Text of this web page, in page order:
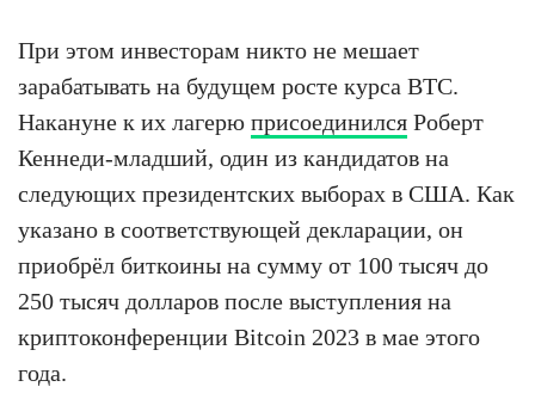
При этом инвесторам никто не мешает
зарабатывать на будущем росте курса BTC.
Накануне к их лагерю присоединился Роберт
Кеннеди-младший, один из кандидатов на
следующих президентских выборах в США. Как
указано в соответствующей декларации, он
приобрёл биткоины на сумму от 100 тысяч до
250 тысяч долларов после выступления на
криптоконференции Bitcoin 2023 в мае этого
года.